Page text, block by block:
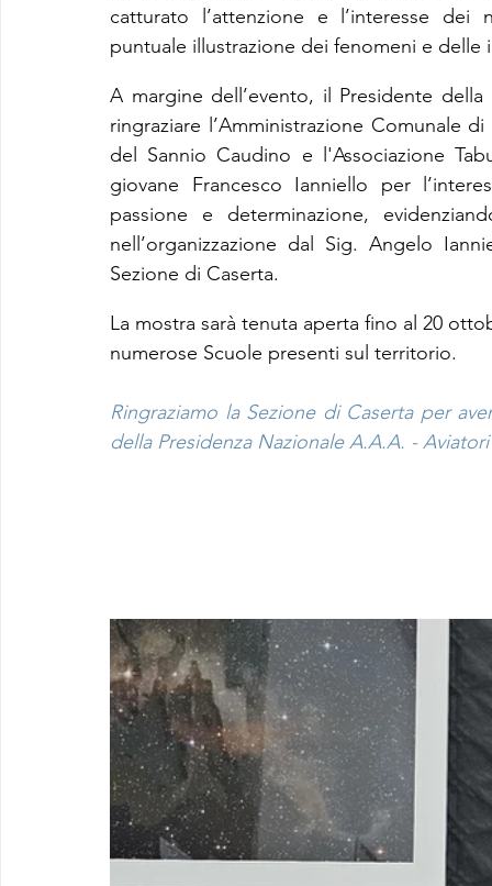
catturato l’attenzione e l’interesse dei
puntuale illustrazione dei fenomeni e delle
A margine dell’evento, il Presidente
ringraziare l’Amministrazione Comunale
del Sannio Caudino e l'Associazione
giovane Francesco Ianniello per
passione e determinazione,
nell’organizzazione dal Sig. Angelo
Sezione di Caserta.
La mostra sarà tenuta aperta fino al 20
numerose Scuole presenti sul territorio.
Ringraziamo la Sezione di Caserta per
della Presidenza Nazionale A.A.A. - Aviatori